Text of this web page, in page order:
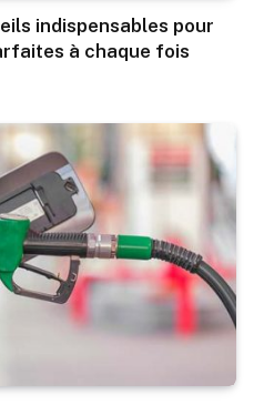
indispensables pour
à chaque fois